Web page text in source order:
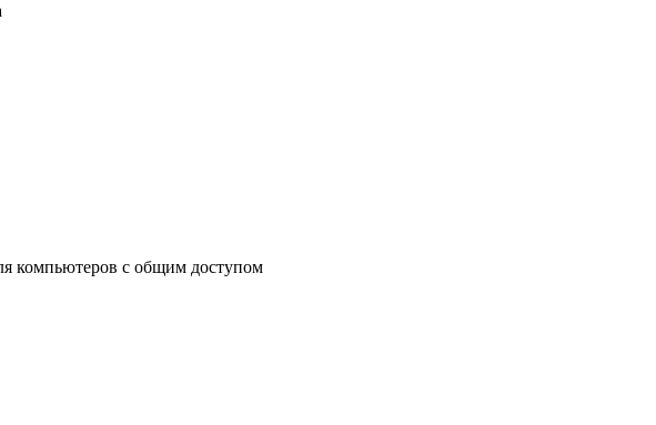
компьютеров с общим доступом